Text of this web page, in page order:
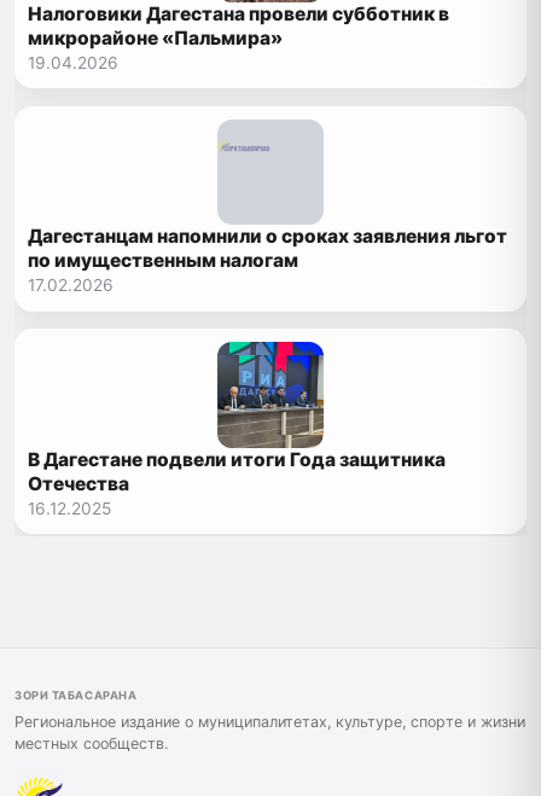
Налоговики Дагестана провели субботник в
микрорайоне «Пальмира»
19.04.2026
Дагестанцам напомнили о сроках заявления льгот
по имущественным налогам
17.02.2026
В Дагестане подвели итоги Года защитника
Отечества
16.12.2025
ЗОРИ ТАБАСАРАНА
Региональное издание о муниципалитетах, культуре, спорте и жизни
местных сообществ.